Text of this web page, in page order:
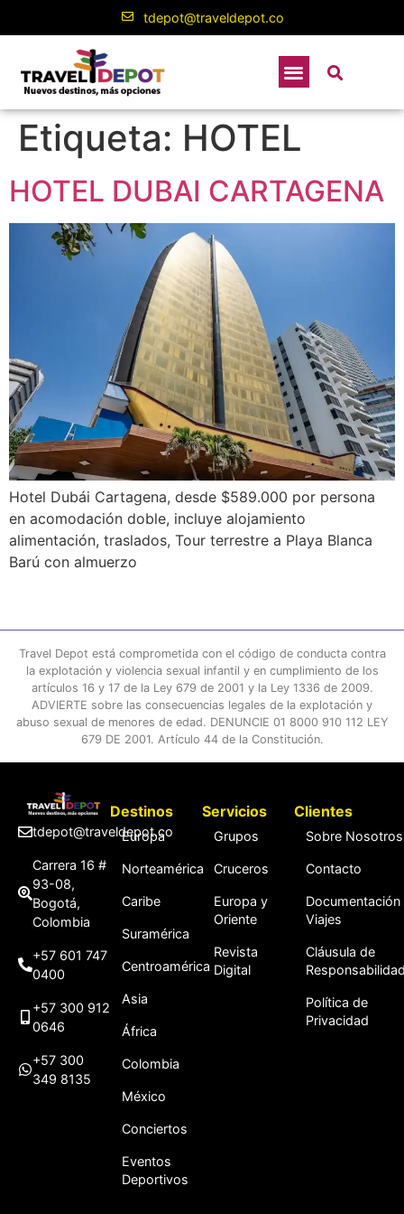
tdepot@traveldepot.co
Etiqueta: HOTEL
HOTEL DUBAI CARTAGENA
Hotel Dubái Cartagena, desde $589.000 por persona
en acomodación doble, incluye alojamiento
alimentación, traslados, Tour terrestre a Playa Blanca
Barú con almuerzo
Travel Depot está comprometida con el código de conducta contra
la explotación y violencia sexual infantil y en cumplimiento de los
artículos 16 y 17 de la Ley 679 de 2001 y la Ley 1336 de 2009.
ADVIERTE sobre las consecuencias legales de la explotación y
abuso sexual de menores de edad. DENUNCIE 01 8000 910 112 LEY
679 DE 2001. Artículo 44 de la Constitución.
tdepot@traveldepot.co
Carrera 16 #
93-08,
Bogotá,
Colombia
+57 601 747
0400
+57 300 912
0646
+57 300
349 8135
Destinos
Europa
Norteamérica
Caribe
Suramérica
Centroamérica
Asia
África
Colombia
México
Conciertos
Eventos
Deportivos
Servicios
Grupos
Cruceros
Europa y
Oriente
Revista
Digital
Clientes
Sobre Nosotros
Contacto
Documentación
Viajes
Cláusula de
Política de
Privacidad